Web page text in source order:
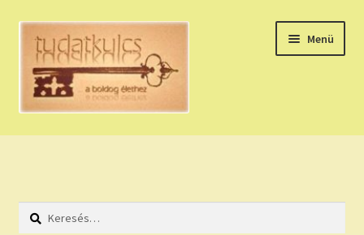
Ugrás
navigációhoz
Kilépés
tartalomba
Menü
HÚZZ EGY KÁRTYÁT!
HOLDNAPTÁR
Keresés: